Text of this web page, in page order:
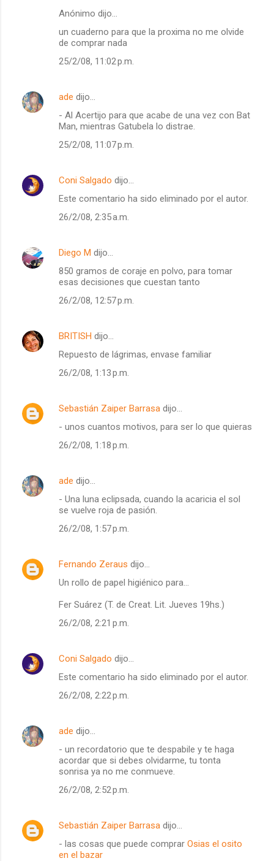
Anónimo dijo…
un cuaderno para que la proxima no me olvide
de comprar nada
25/2/08, 11:02 p.m.
ade dijo…
- Al Acertijo para que acabe de una vez con Bat
Man, mientras Gatubela lo distrae.
25/2/08, 11:07 p.m.
Coni Salgado dijo…
Este comentario ha sido eliminado por el autor.
26/2/08, 2:35 a.m.
Diego M dijo…
850 gramos de coraje en polvo, para tomar
esas decisiones que cuestan tanto
26/2/08, 12:57 p.m.
BRITISH dijo…
Repuesto de lágrimas, envase familiar
26/2/08, 1:13 p.m.
Sebastián Zaiper Barrasa dijo…
- unos cuantos motivos, para ser lo que quieras
26/2/08, 1:18 p.m.
ade dijo…
- Una luna eclipsada, cuando la acaricia el sol
se vuelve roja de pasión.
26/2/08, 1:57 p.m.
Fernando Zeraus dijo…
Un rollo de papel higiénico para...
Fer Suárez (T. de Creat. Lit. Jueves 19hs.)
26/2/08, 2:21 p.m.
Coni Salgado dijo…
Este comentario ha sido eliminado por el autor.
26/2/08, 2:22 p.m.
ade dijo…
- un recordatorio que te despabile y te haga
acordar que si debes olvidarme, tu tonta
sonrisa ya no me conmueve.
26/2/08, 2:52 p.m.
Sebastián Zaiper Barrasa dijo…
- las cosas que puede comprar Osias el osito
en el bazar